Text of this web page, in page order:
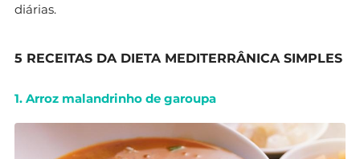
diárias.
5 RECEITAS DA DIETA MEDITERRÂNICA SIMPLES
1. Arroz malandrinho de garoupa